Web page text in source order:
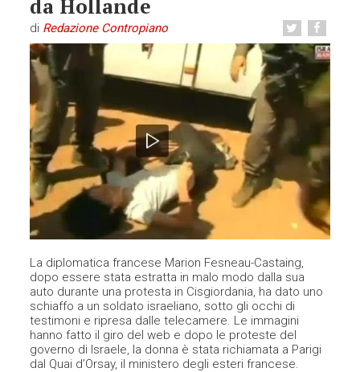
da Hollande
di Redazione Contropiano
La diplomatica francese Marion Fesneau-Castaing,
dopo essere stata estratta in malo modo dalla sua
auto durante una protesta in Cisgiordania, ha dato uno
schiaffo a un soldato israeliano, sotto gli occhi di
testimoni e ripresa dalle telecamere. Le immagini
hanno fatto il giro del web e dopo le proteste del
governo di Israele, la donna è stata richiamata a Parigi
dal Quai d’Orsay, il ministero degli esteri francese.